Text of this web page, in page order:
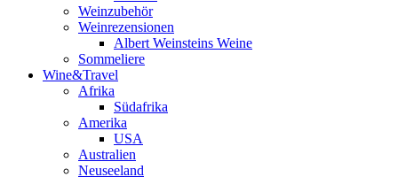
Weinzubehör
Weinrezensionen
Albert Weinsteins Weine
Sommeliere
Wine&Travel
Afrika
Südafrika
Amerika
USA
Australien
Neuseeland